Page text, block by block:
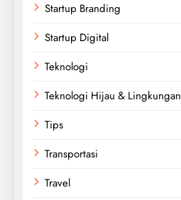
Startup Branding
Startup Digital
Teknologi
Teknologi Hijau & Lingkungan
Tips
Transportasi
Travel